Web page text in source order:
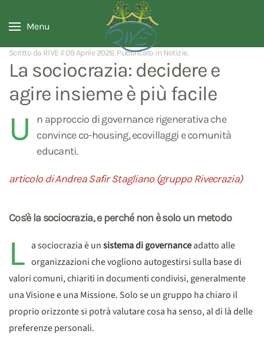
Menu
Scritto da RIVE il 09 Aprile 2026. Pubblicato in Notizie.
La sociocrazia: decidere e
agire insieme è più facile
U
n approccio di governance rigenerativa che
convince co-housing, ecovillaggi e comunità
educanti.
articolo di Andrea Safir Stagliano (gruppo Rivecrazia)
Cos'è la sociocrazia, e perché non è solo un metodo
L a sociocrazia è unsistema di governanceadatto alle
organizzazioni che vogliono autogestirsi sulla base di
valori comuni, chiariti in documenti condivisi, generalmente
una Visione e una Missione. Solo se un gruppo ha chiaro il
proprio orizzonte si potrà valutare cosa ha senso, al di là delle
preferenze personali.